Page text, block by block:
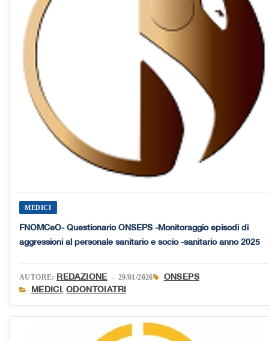
MEDICI
FNOMCeO- Questionario ONSEPS -Monitoraggio episodi di
aggressioni al personale sanitario e socio -sanitario anno 2025
AUTORE: REDAZIONE - 29/01/2026
ONSEPS
MEDICI,ODONTOIATRI